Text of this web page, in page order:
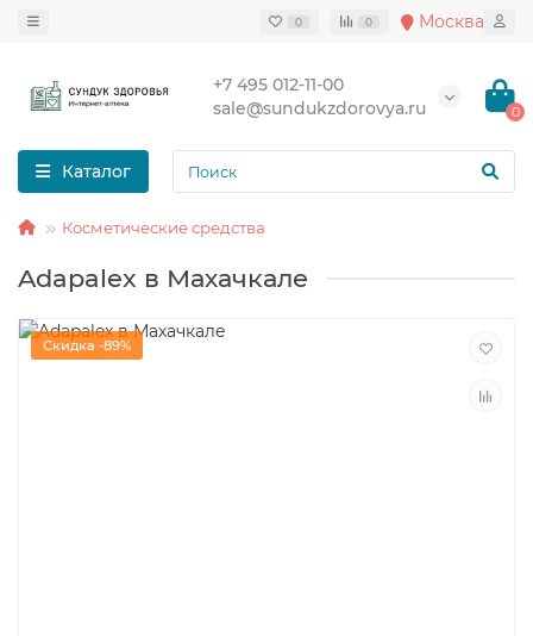
0 0 Москва
+7 495 012-11-00
sale@sundukzdorovya.ru
0
Каталог
Косметические средства
Adapalex в Махачкале
Скидка -89%